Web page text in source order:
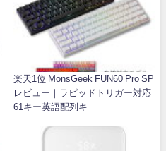
楽天1位 MonsGeek FUN60 Pro SP
レビュー｜ラピッドトリガー対応
61キー英語配列キ